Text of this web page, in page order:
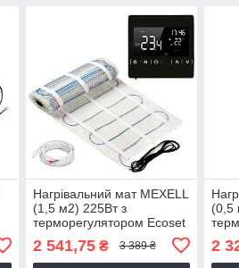
Нагрівальний мат MEXELL
(1,5 м2) 225Вт з
терморегулятором Ecoset
2 541,75₴ 3 389 ₴
(0,5
2